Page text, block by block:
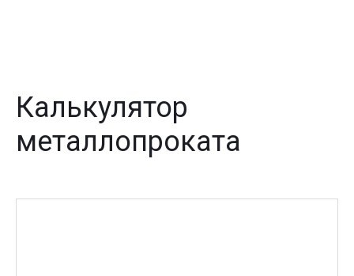
Калькулятор
металлопроката